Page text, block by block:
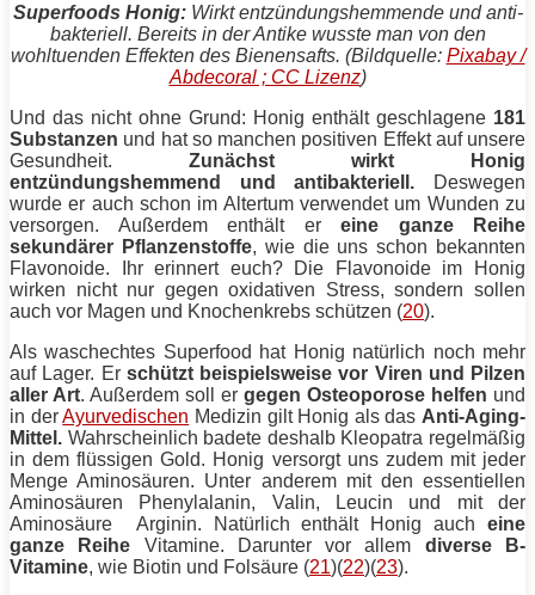
Superfoods Honig:Wirkt entzündungshemmende und anti-
bakteriell. Bereits in der Antike wusste man von den
wohltuenden Effekten des Bienensafts. (Bildquelle: Pixabay /
Abdecoral ; CC Lizenz)
Und das nicht ohne Grund: Honig enthält geschlagene 181
Substanzen und hat so manchen positiven Effekt auf unsere
Gesundheit. Zunächst wirkt Honig
entzündungshemmend und antibakteriell. Deswegen
wurde er auch schon im Altertum verwendet um Wunden zu
versorgen. Außerdem enthält er eine ganze Reihe
sekundärer Pflanzenstoffe, wie die uns schon bekannten
Flavonoide. Ihr erinnert euch? Die Flavonoide im Honig
wirken nicht nur gegen oxidativen Stress, sondern sollen
auch vor Magen und Knochenkrebs schützen (20).
Als waschechtes Superfood hat Honig natürlich noch mehr
auf Lager. Er schützt beispielsweise vor Viren und Pilzen
aller Art. Außerdem soll er gegen Osteoporose helfen und
in derAyurvedischen Medizin gilt Honig als das Anti-Aging-
Mittel. Wahrscheinlich badete deshalb Kleopatra regelmäßig
in dem flüssigen Gold. Honig versorgt uns zudem mit jeder
Menge Aminosäuren. Unter anderem mit den essentiellen
Aminosäuren Phenylalanin, Valin, Leucin und mit der
Aminosäure Arginin. Natürlich enthält Honig aucheine
ganze Reihe Vitamine. Darunter vor allem diverse B-
Vitamine, wie Biotin und Folsäure (21)(22)(23).